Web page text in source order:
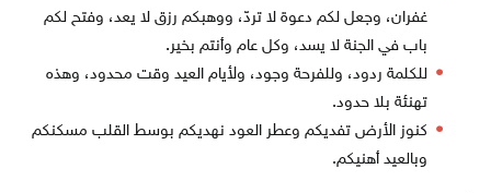
غفران، وجعل لكم دعوة لا تردّ، ووهبكم رزق لا يعد، وفتح لكم
باب في الجنة لا يسد، وكل عام وأنتم بخير.
للكلمة ردود، وللفرحة وجود، ولأيام العيد وقت محدود، وهذه
تهنئة بلا حدود.
كنوز الأرض تفديكم وعطر العود نهديكم بوسط القلب مسكنكم
وبالعيد أهنيكم.